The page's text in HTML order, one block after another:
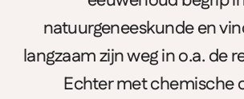
natuurgeneeskunde en
langzaam zijn weg in o.a. de
Echter met chemische